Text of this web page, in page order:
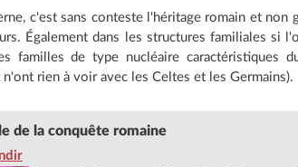
c'est sans conteste l'héritage romain et non
Également dans les structures familiales si
familles de type nucléaire caractéristiques
n'ont rien à voir avec les Celtes et les Germains).
de la conquête romaine